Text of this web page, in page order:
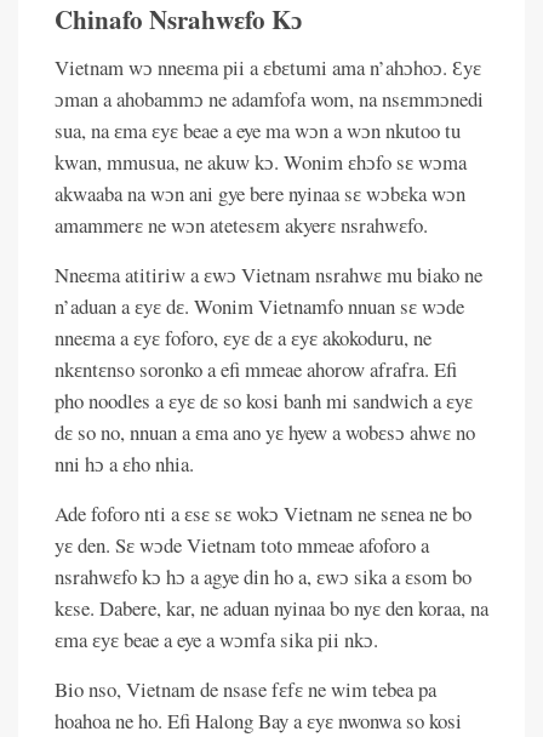
Chinafo Nsrahwɛfo Kɔ
Vietnam wɔ nneɛma pii a ɛbɛtumi ama n’ahɔhoɔ. Ɛyɛ
ɔman a ahobammɔ ne adamfofa wom, na nsɛmmɔnedi
sua, na ɛma ɛyɛ beae a eye ma wɔn a wɔn nkutoo tu
kwan, mmusua, ne akuw kɔ. Wonim ɛhɔfo sɛ wɔma
akwaaba na wɔn ani gye bere nyinaa sɛ wɔbɛka wɔn
amammerɛ ne wɔn atetesɛm akyerɛ nsrahwɛfo.
Nneɛma atitiriw a ɛwɔ Vietnam nsrahwɛ mu biako ne
n’aduan a ɛyɛ dɛ. Wonim Vietnamfo nnuan sɛ wɔde
nneɛma a ɛyɛ foforo, ɛyɛ dɛ a ɛyɛ akokoduru, ne
nkɛntɛnso soronko a efi mmeae ahorow afrafra. Efi
pho noodles a ɛyɛ dɛ so kosi banh mi sandwich a ɛyɛ
dɛ so no, nnuan a ɛma ano yɛ hyew a wobɛsɔ ahwɛ no
nni hɔ a ɛho nhia.
Ade foforo nti a ɛsɛ sɛ wokɔ Vietnam ne sɛnea ne bo
yɛ den. Sɛ wɔde Vietnam toto mmeae afoforo a
nsrahwɛfo kɔ hɔ a agye din ho a, ɛwɔ sika a ɛsom bo
kɛse. Dabere, kar, ne aduan nyinaa bo nyɛ den koraa, na
ɛma ɛyɛ beae a eye a wɔmfa sika pii nkɔ.
Bio nso, Vietnam de nsase fɛfɛ ne wim tebea pa
hoahoa ne ho. Efi Halong Bay a ɛyɛ nwonwa so kosi